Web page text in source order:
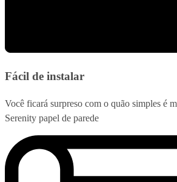
Fácil de instalar
Você ficará surpreso com o quão simples é
Serenity papel de parede